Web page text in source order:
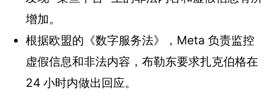
增加。
根据欧盟的《数字服务法》，Meta 负责监控
虚假信息和非法内容，布勒东要求扎克伯格在
24 小时内做出回应。